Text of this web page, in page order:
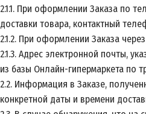
2.1.1. При оформлении Заказа по
доставки товара, контактный
2.1.2. При оформлении Заказа
2.1.3. Адрес электронной почты,
из базы Онлайн-гипермаркета по
2.2. Информация в Заказе,
конкретной даты и времени